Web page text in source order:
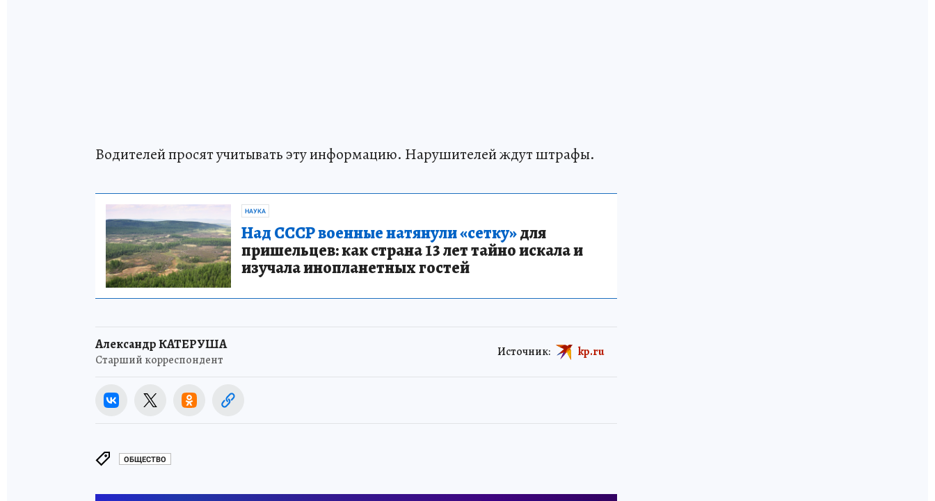
Водителей просят учитывать эту информацию. Нарушителей ждут штрафы.
НАУКА
Над СССР военные натянули «сетку»для
пришельцев: как страна 13 лет тайно искала и
изучала инопланетных гостей
Александр КАТЕРУША
Старший корреспондент
Источник: kp.ru
ОБЩЕСТВО